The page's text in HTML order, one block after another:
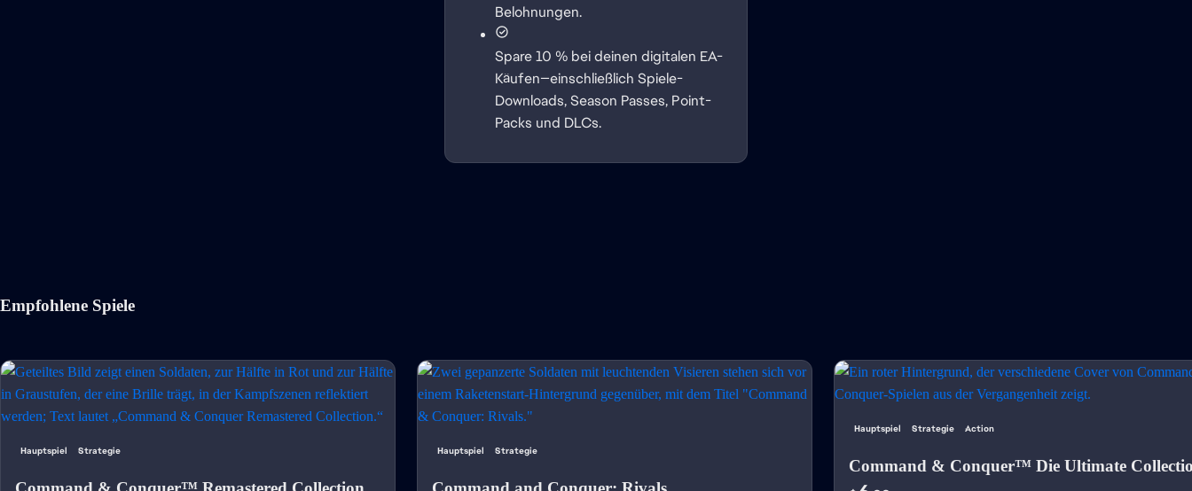
Belohnungen.
Spare 10 % bei deinen digitalen EA-
Käufen—einschließlich Spiele-
Downloads, Season Passes, Point-
Packs und DLCs.
Empfohlene Spiele
Hauptspiel Strategie Hauptspiel Strategie
Hauptspiel Strategie Action
Command & Conquer™ Die Ultimate